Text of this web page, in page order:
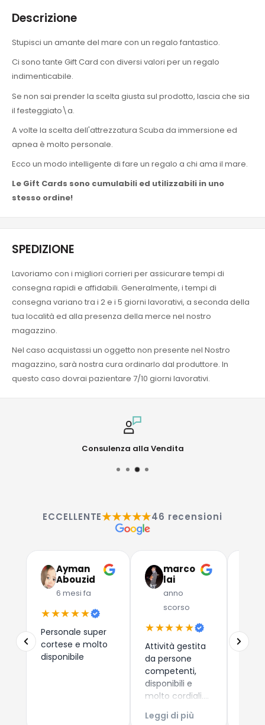
Descrizione
Stupisci un amante del mare con un regalo fantastico.
Ci sono tante Gift Card con diversi valori per un regalo
indimenticabile.
Se non sai prender la scelta giusta sul prodotto, lascia che sia
il festeggiato\a.
A volte la scelta dell'attrezzatura Scuba da immersione ed
apnea è molto personale.
Ecco un modo intelligente di fare un regalo a chi ama il mare.
Le Gift Cards sono cumulabili ed utilizzabili in uno
stesso ordine!
SPEDIZIONE
Lavoriamo con i migliori corrieri per assicurare tempi di
consegna rapidi e affidabili. Generalmente, i tempi di
consegna variano tra i 2 e i 5 giorni lavorativi, a seconda della
tua località ed alla presenza della merce nel nostro
magazzino.
Nel caso acquistassi un oggetto non presente nel Nostro
magazzino, sarà nostra cura ordinarlo dal produttore. In
questo caso dovrai pazientare 7/10 giorni lavorativi.
Consulenza alla Vendita
ECCELLENTE★★★★★46 recensioni
Ayman
Abouzid
6 mesi fa
★★★★★
Personale super
cortese e molto
disponibile
marco
lai
anno
scorso
★★★★★
Attività gestita
da persone
competenti,
disponibili e
molto cordiali.
Prezzi
competitivi,
Leggi di più
Due
che